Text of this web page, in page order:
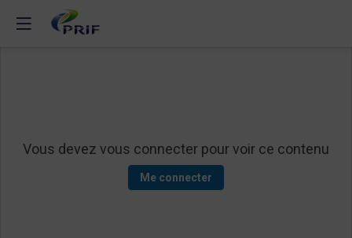
Vous devez vous connecter pour voir ce contenu
Me connecter